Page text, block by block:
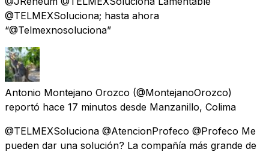
@TELMEXSoluciona; hasta ahora
“@Telmexnosoluciona”
Antonio Montejano Orozco (@MontejanoOrozco)
reportó hace 17 minutos desde Manzanillo, Colima
@TELMEXSoluciona @AtencionProfeco @Profeco Me
pueden dar una solución? La compañía más grande de